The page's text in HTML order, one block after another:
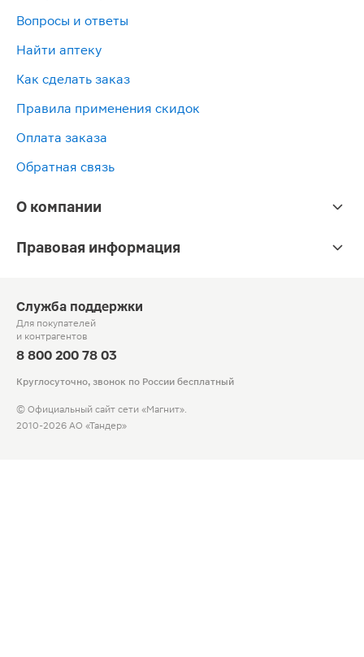
Вопросы и ответы
Найти аптеку
Как сделать заказ
Правила применения скидок
Оплата заказа
Обратная связь
О компании
Правовая информация
Служба поддержки
Для покупателей
и контрагентов
8 800 200 78 03
Круглосуточно, звонок по России бесплатный
© Официальный сайт сети «Магнит».
2010-2026 АО «Тандер»